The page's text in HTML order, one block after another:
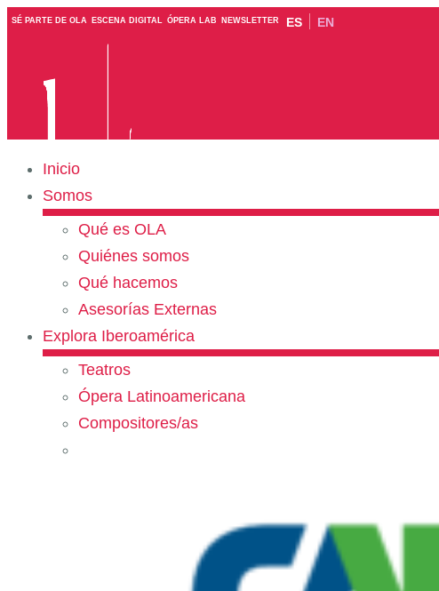
SÉ PARTE DE OLA ESCENA DIGITAL ÓPERA LAB NEWSLETTER ES EN
Inicio
Somos
Qué es OLA
Quiénes somos
Qué hacemos
Asesorías Externas
Explora Iberoamérica
Teatros
Ópera Latinoamericana
Compositores/as